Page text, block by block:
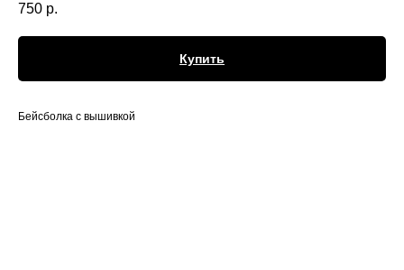
750 р.
Купить
Бейсболка с вышивкой